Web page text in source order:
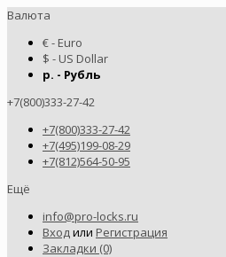
Валюта
€ - Euro
$ - US Dollar
р. - Рубль
+7(800)333-27-42
+7(800)333-27-42
+7(495)199-08-29
+7(812)564-50-95
Ещё
info@pro-locks.ru
Входили Регистрация
Закладки (0)